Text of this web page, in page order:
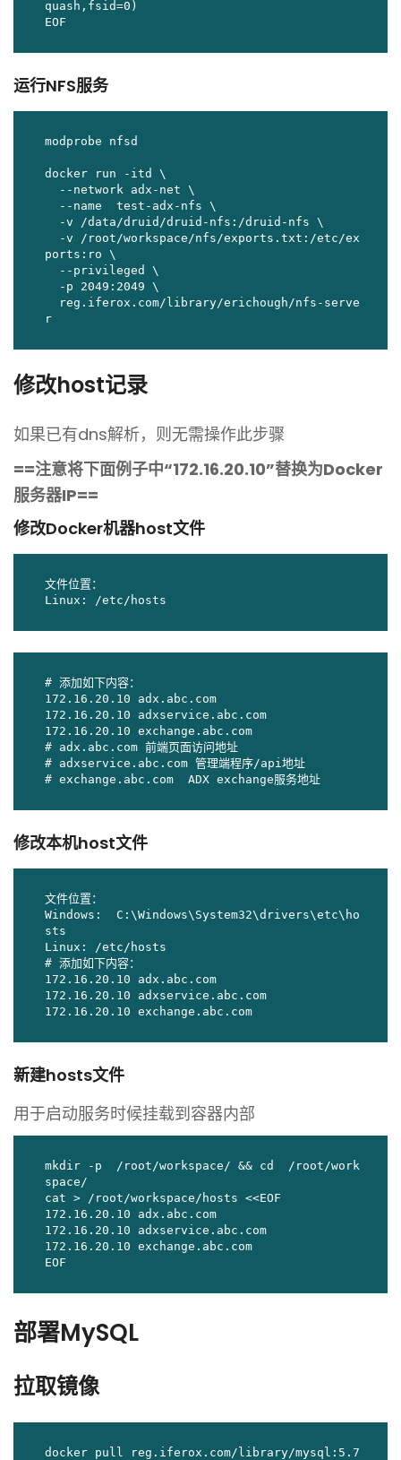
quash,fsid=0)
EOF
运行NFS服务
modprobe nfsd
docker run -itd \
ports:ro \
r
修改host记录
如果已有dns解析，则无需操作此步骤
==注意将下面例子中“172.16.20.10”替换为Docker
服务器IP==
修改Docker机器host文件
文件位置：
Linux: /etc/hosts
# 添加如下内容：
172.16.20.10 adx.abc.com
172.16.20.10 adxservice.abc.com
172.16.20.10 exchange.abc.com
# adx.abc.com 前端页面访问地址
# adxservice.abc.com 管理端程序/api地址
# exchange.abc.com  ADX exchange服务地址
修改本机host文件
文件位置：
Windows:  C:\Windows\System32\drivers\etc\ho
sts
Linux: /etc/hosts
# 添加如下内容：
172.16.20.10 adx.abc.com
172.16.20.10 adxservice.abc.com
172.16.20.10 exchange.abc.com
新建hosts文件
用于启动服务时候挂载到容器内部
mkdir -p  /root/workspace/ && cd  /root/work
space/
cat > /root/workspace/hosts <<EOF
172.16.20.10 adx.abc.com
172.16.20.10 adxservice.abc.com
172.16.20.10 exchange.abc.com
EOF
部署MySQL
拉取镜像
docker pull reg.iferox.com/library/mysql:5.7